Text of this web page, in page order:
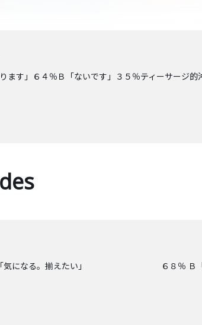
ます」６４％Ｂ「ないです」３５％ティーサージ
」 Ａ「気になる。揃えたい」 ６８％ Ｂ「